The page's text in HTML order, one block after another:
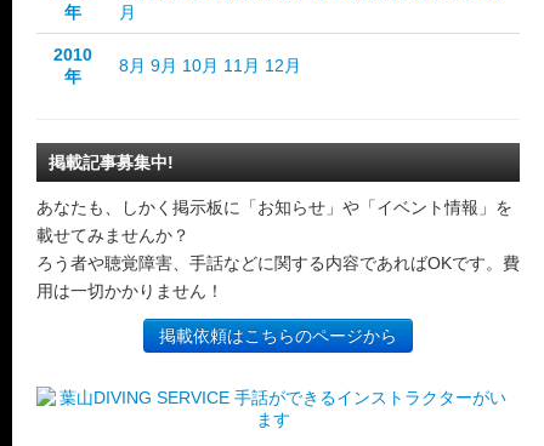
年
月
2010
年
8月 9月 10月 11月 12月
掲載記事募集中!
あなたも、しかく掲示板に「お知らせ」や「イベント情報」を
載せてみませんか？
ろう者や聴覚障害、手話などに関する内容であればOKです。費
用は一切かかりません！
掲載依頼はこちらのページから